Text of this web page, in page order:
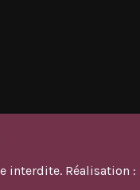
interdite. Réalisation :